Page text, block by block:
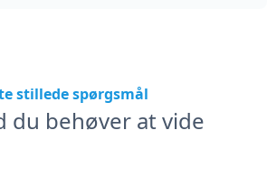
stillede spørgsmål
du behøver at vide